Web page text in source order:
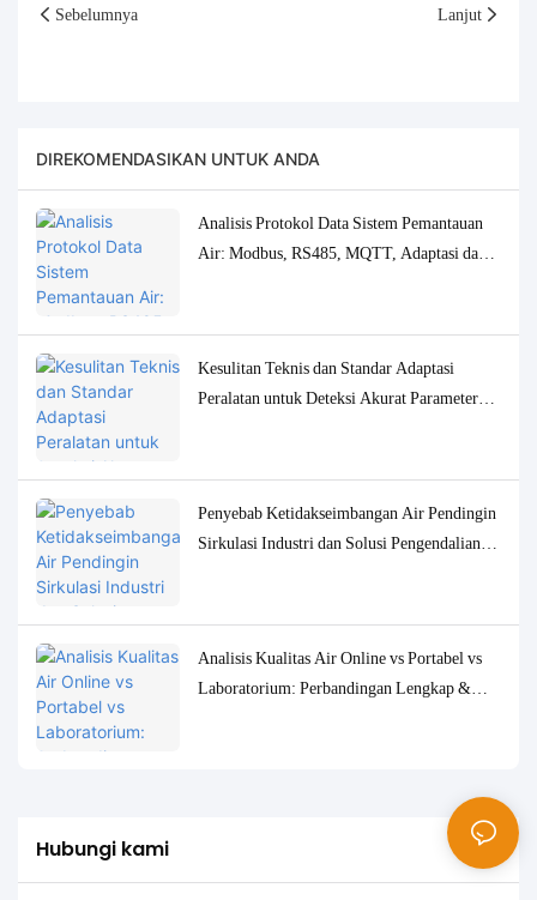
Sebelumnya Lanjut
DIREKOMENDASIKAN UNTUK ANDA
Analisis Protokol Data Sistem Pemantauan
Air: Modbus, RS485, MQTT, Adaptasi dan
Kesulitan Teknis dan Standar Adaptasi
Peralatan untuk Deteksi Akurat Parameter
Penyebab Ketidakseimbangan Air Pendingin
Sirkulasi Industri dan Solusi Pengendalian
Analisis Kualitas Air Online vs Portabel vs
Laboratorium: Perbandingan Lengkap &
Hubungi kami